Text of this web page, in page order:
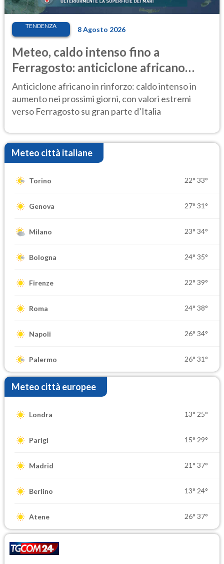
TENDENZA 8 Agosto 2026
Meteo, caldo intenso fino a
Ferragosto: anticiclone africano
ancora protagonista
Anticiclone africano in rinforzo: caldo intenso in
aumento nei prossimi giorni, con valori estremi
verso Ferragosto su gran parte d’Italia
Meteo città italiane
Torino 22° 33°
Genova 27° 31°
Milano 23° 34°
Bologna 24° 35°
Firenze 22° 39°
Roma 24° 38°
Napoli 26° 34°
Palermo 26° 31°
Meteo città europee
Londra 13° 25°
Parigi 15° 29°
Madrid 21° 37°
Berlino 13° 24°
Atene 26° 37°